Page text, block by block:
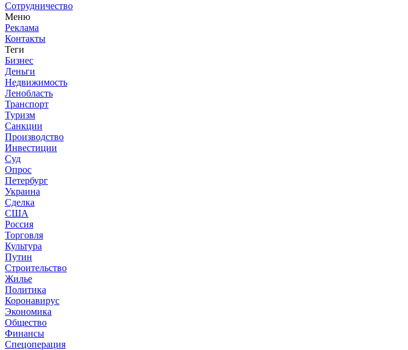
Сотрудничество
Меню
Реклама
Контакты
Теги
Бизнес
Деньги
Недвижимость
Ленобласть
Транспорт
Туризм
Санкции
Производство
Инвестиции
Суд
Опрос
Петербург
Украина
Сделка
США
Россия
Торговля
Культура
Путин
Строительство
Жилье
Политика
Коронавирус
Экономика
Общество
Финансы
Спецоперация